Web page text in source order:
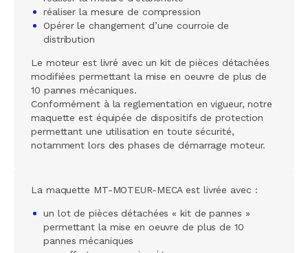
réaliser la mesure de compression
Opérer le changement d’une courroie de
distribution
Le moteur est livré avec un kit de pièces détachées
modifiées permettant la mise en oeuvre de plus de
10 pannes mécaniques.
Conformément à la reglementation en vigueur, notre
maquette est équipée de dispositifs de protection
permettant une utilisation en toute sécurité,
notamment lors des phases de démarrage moteur.
La maquette MT-MOTEUR-MECA est livrée avec :
un lot de pièces détachées « kit de pannes »
permettant la mise en oeuvre de plus de 10
pannes mécaniques